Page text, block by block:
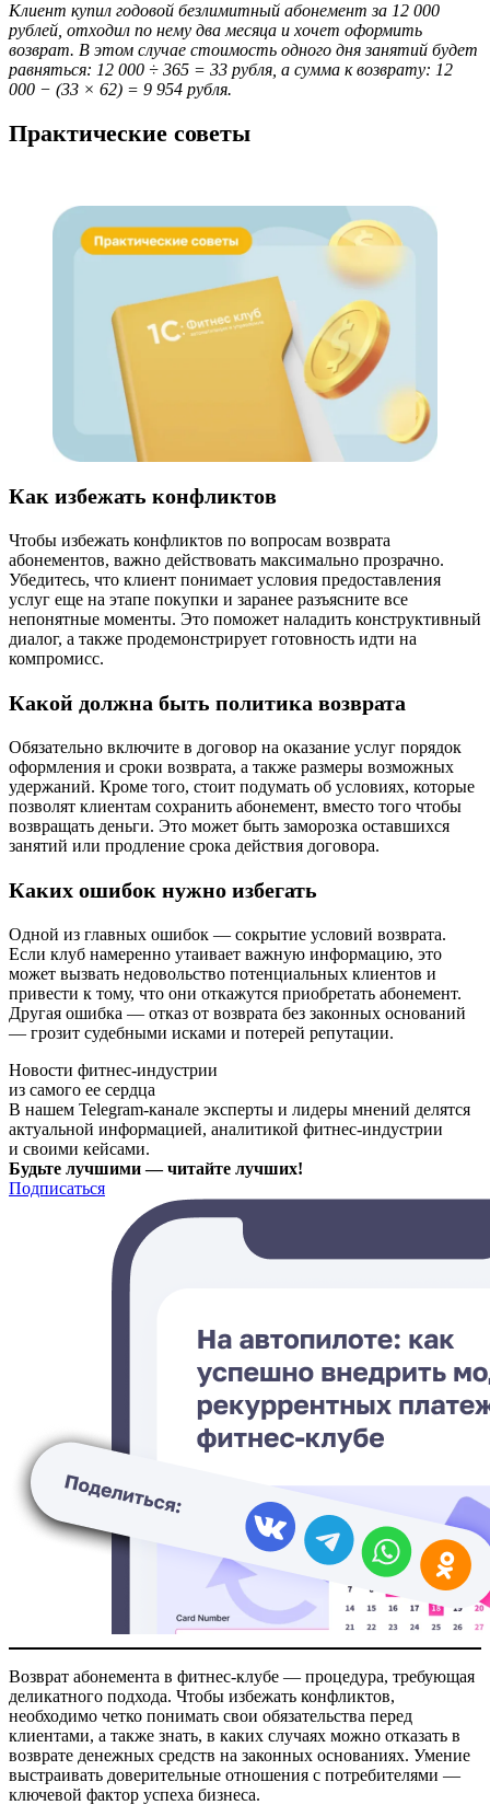
Клиент купил годовой безлимитный абонемент за 12 000
рублей, отходил по нему два месяца и хочет оформить
возврат. В этом случае стоимость одного дня занятий будет
равняться: 12 000 ÷ 365 = 33 рубля, а сумма к возврату: 12
000 − (33 × 62) = 9 954 рубля.
Практические советы
Как избежать конфликтов
Чтобы избежать конфликтов по вопросам возврата
абонементов, важно действовать максимально прозрачно.
Убедитесь, что клиент понимает условия предоставления
услуг еще на этапе покупки и заранее разъясните все
непонятные моменты. Это поможет наладить конструктивный
диалог, а также продемонстрирует готовность идти на
компромисс.
Какой должна быть политика возврата
Обязательно включите в договор на оказание услуг порядок
оформления и сроки возврата, а также размеры возможных
удержаний. Кроме того, стоит подумать об условиях, которые
позволят клиентам сохранить абонемент, вместо того чтобы
возвращать деньги. Это может быть заморозка оставшихся
занятий или продление срока действия договора.
Каких ошибок нужно избегать
Одной из главных ошибок — сокрытие условий возврата.
Если клуб намеренно утаивает важную информацию, это
может вызвать недовольство потенциальных клиентов и
привести к тому, что они откажутся приобретать абонемент.
Другая ошибка — отказ от возврата без законных оснований
— грозит судебными исками и потерей репутации.
Новости фитнес-индустрии
из самого ее сердца
В нашем Telegram-канале эксперты и лидеры мнений делятся
актуальной информацией, аналитикой фитнес-индустрии
и своими кейсами.
Будьте лучшими — читайте лучших!
Подписаться
Возврат абонемента в фитнес-клубе — процедура, требующая
деликатного подхода. Чтобы избежать конфликтов,
необходимо четко понимать свои обязательства перед
клиентами, а также знать, в каких случаях можно отказать в
возврате денежных средств на законных основаниях. Умение
выстраивать доверительные отношения с потребителями —
ключевой фактор успеха бизнеса.